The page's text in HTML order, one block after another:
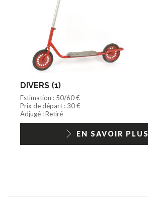
Cycle/Auto
Action Figure
Agricole
Documentation
Train HO
Playmobil/Lego
Barbie/Big Jim
Jouets Fast Food
Trading cards
1/18ème moderne
DIVERS (1)
Estimation : 50/60 €
Prix de départ : 30 €
Adjugé : Retiré
EN SAVOIR PLUS